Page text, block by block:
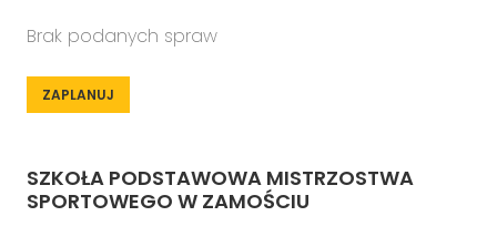
Brak podanych spraw
ZAPLANUJ
SZKOŁA PODSTAWOWA MISTRZOSTWA
SPORTOWEGO W ZAMOŚCIU